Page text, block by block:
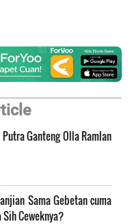
Ganteng Olla Ramlan
Sama Gebetan cuma
Ceweknya?